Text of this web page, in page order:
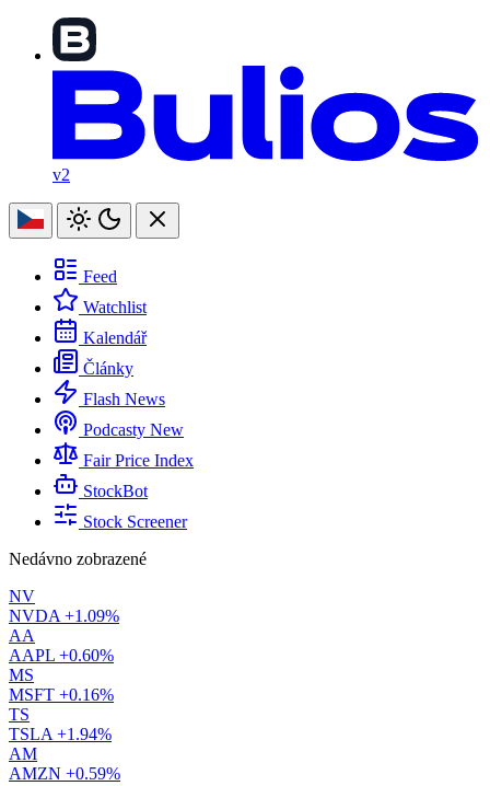
v2
Feed
Watchlist
Kalendář
Články
Flash News
Podcasty New
Fair Price Index
StockBot
Stock Screener
Nedávno zobrazené
NV
NVDA +1.09%
AA
AAPL +0.60%
MS
MSFT +0.16%
TS
TSLA +1.94%
AM
AMZN +0.59%